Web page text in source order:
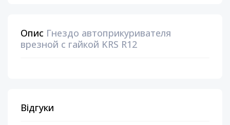
Опис Гнездо автоприкуривателя
врезной с гайкой KRS R12
Відгуки